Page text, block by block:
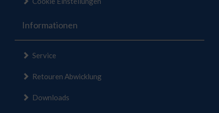
Informationen
Service
Retouren Abwicklung
Downloads